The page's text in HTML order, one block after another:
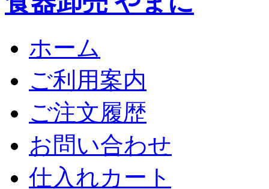
ホーム
ご利用案内
ご注文履歴
お問い合わせ
仕入れカート